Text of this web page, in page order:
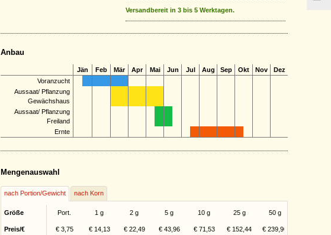
Versandbereit in 3 bis 5 Werktagen.
Anbau
Jän Feb Mär Apr Mai Jun Jul Aug Sep Okt Nov
Dez
Voranzucht
Aussaat/ Pflanzung
Gewächshaus
Aussaat/ Pflanzung
Freiland
Ernte
Mengenauswahl
nach Portion/Gewicht nach Korn
Größe Port. 1 g 2 g 5 g 10 g 25 g 50 g
Preis/€ € 3,75 € 14,13 € 22,49 € 43,96 € 71,53 € 152,44 € 239,90